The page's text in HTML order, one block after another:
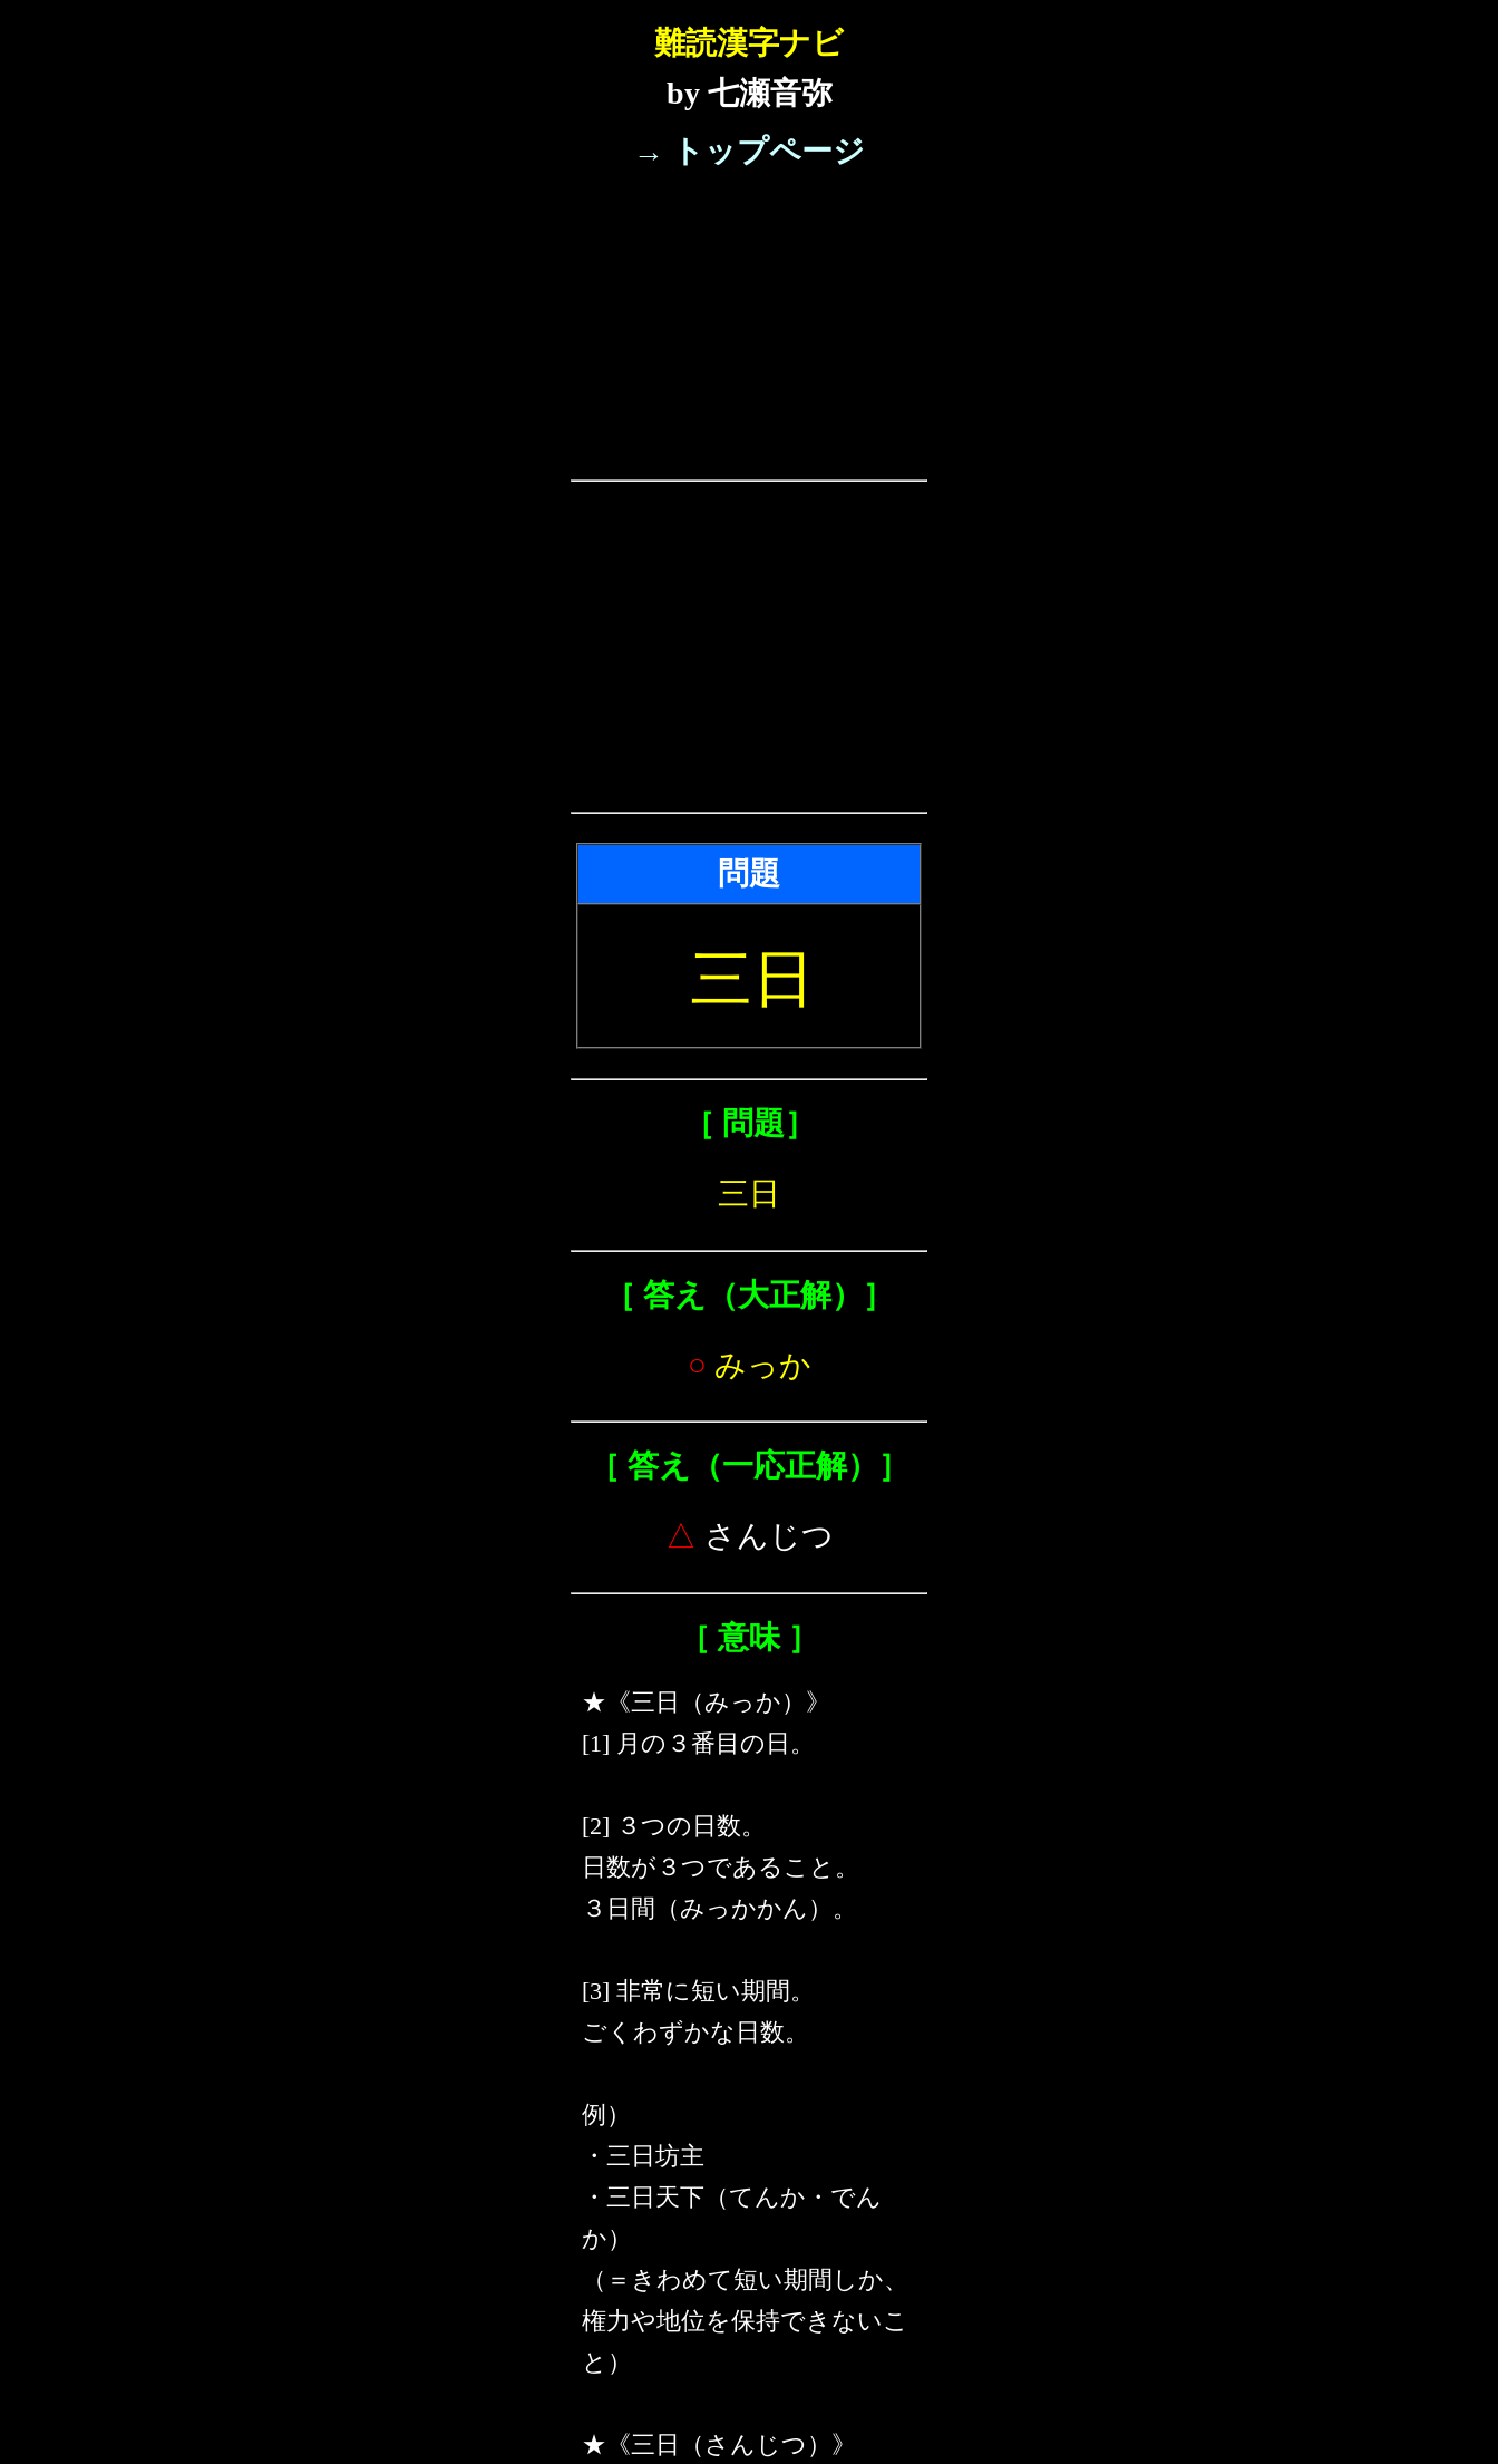
難読漢字ナビ
by 七瀬音弥
→ トップページ
問題
三日
［ 問題］
三日
［ 答え（大正解）］
○ みっか
［ 答え（一応正解）］
△ さんじつ
［ 意味 ］
★《三日（みっか）》
[1] 月の３番目の日。
[2] ３つの日数。
日数が３つであること。
３日間（みっかかん）。
[3] 非常に短い期間。
ごくわずかな日数。
例）
・三日坊主
・三日天下（てんか・でん
か）
（＝きわめて短い期間しか、
権力や地位を保持できないこ
と）
★《三日（さんじつ）》